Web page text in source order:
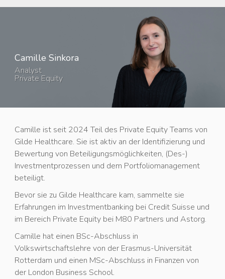
Camille Sinkora
Analyst
Private Equity
Camille ist seit 2024 Teil des Private Equity Teams von
Gilde Healthcare. Sie ist aktiv an der Identifizierung und
Bewertung von Beteiligungsmöglichkeiten, (Des-)
Investmentprozessen und dem Portfoliomanagement
beteiligt.
Bevor sie zu Gilde Healthcare kam, sammelte sie
Erfahrungen im Investmentbanking bei Credit Suisse und
im Bereich Private Equity bei M80 Partners und Astorg.
Camille hat einen BSc-Abschluss in
Volkswirtschaftslehre von der Erasmus-Universität
Rotterdam und einen MSc-Abschluss in Finanzen von
der London Business School.